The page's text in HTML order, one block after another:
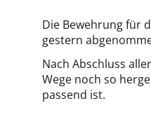
Die Bewehrung für
gestern
Nach Abschluss
Wege noch so
passend ist.